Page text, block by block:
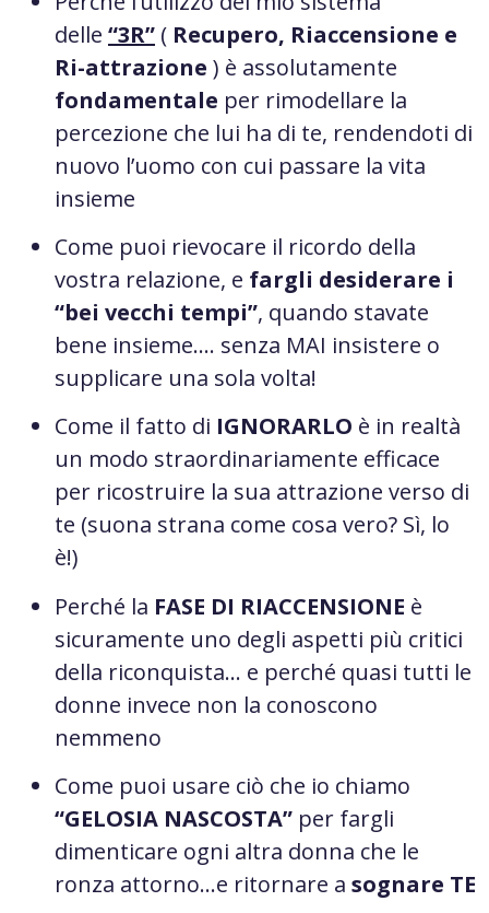
delle “3R” ( Recupero, Riaccensione e
Ri-attrazione ) è assolutamente
fondamentale per rimodellare la
percezione che lui ha di te, rendendoti di
nuovo l’uomo con cui passare la vita
insieme
Come puoi rievocare il ricordo della
vostra relazione, e fargli desiderare i
“bei vecchi tempi”, quando stavate
bene insieme…. senza MAI insistere o
supplicare una sola volta!
Come il fatto di IGNORARLO è in realtà
un modo straordinariamente efficace
per ricostruire la sua attrazione verso di
te (suona strana come cosa vero? Sì, lo
è!)
Perché la FASE DI RIACCENSIONE è
sicuramente uno degli aspetti più critici
della riconquista… e perché quasi tutti le
donne invece non la conoscono
nemmeno
Come puoi usare ciò che io chiamo
“GELOSIA NASCOSTA” per fargli
dimenticare ogni altra donna che le
ronza attorno…e ritornare a sognare TE